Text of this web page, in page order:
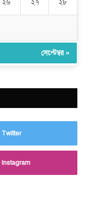
২৬ ২৭ ২৮
সেপ্টেম্বর »
Twitter
Instagram